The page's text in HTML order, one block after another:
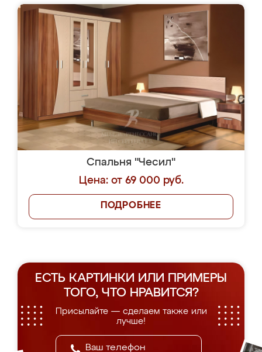
Спальня "Чесил"
Цена: от 69 000 руб.
ПОДРОБНЕЕ
ЕСТЬ КАРТИНКИ ИЛИ ПРИМЕРЫ
ТОГО, ЧТО НРАВИТСЯ?
Присылайте — сделаем также или
лучше!